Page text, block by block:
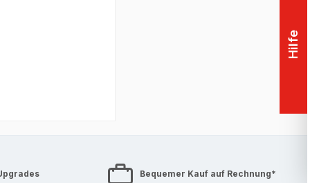
in
Bequemer Kauf auf Rechnung*
Hilfe